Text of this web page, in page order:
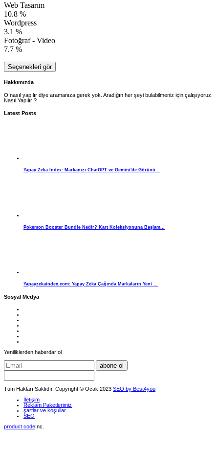
Web Tasarım
10.8 %
Wordpress
3.1 %
Fotoğraf - Video
7.7 %
Seçenekleri gör
Hakkımızda
O nasıl yapılır diye aramanıza gerek yok. Aradığın her şeyi bulabilmeniz için çalışıyoruz.
Nasıl Yapılır ?
Latest Posts
Yapay Zeka Index: Markanızı ChatGPT ve Gemini'de Görünü...
Pokémon Booster Bundle Nedir? Kart Koleksiyonuna Başlam...
Yapayzekaindex.com: Yapay Zeka Çağında Markaların Yeni ...
Sosyal Medya
Yeniliklerden haberdar ol
abone ol
Tüm Hakları Saklıdır. Copyright © Ocak 2023 SEO by Best4you
İletişim
Reklam Paketlerimiz
şartlar ve koşullar
SEO
product codeInc.